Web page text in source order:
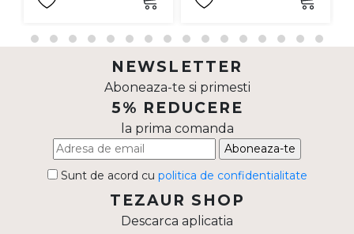
NEWSLETTER
Aboneaza-te si primesti
5% REDUCERE
la prima comanda
Aboneaza-te
Sunt de acord cu politica de confidentialitate
TEZAUR SHOP
Descarca aplicatia